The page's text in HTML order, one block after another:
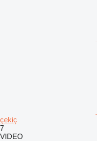
çekiç
7
VIDEO